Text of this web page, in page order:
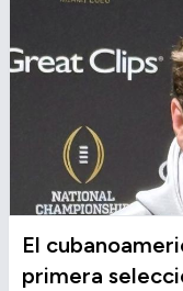
El
primera